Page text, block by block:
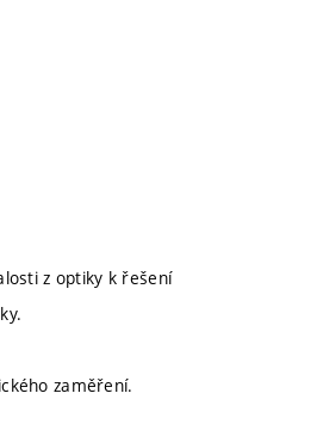
z optiky k řešení
zaměření.